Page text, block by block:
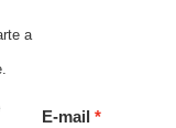
a
E-mail